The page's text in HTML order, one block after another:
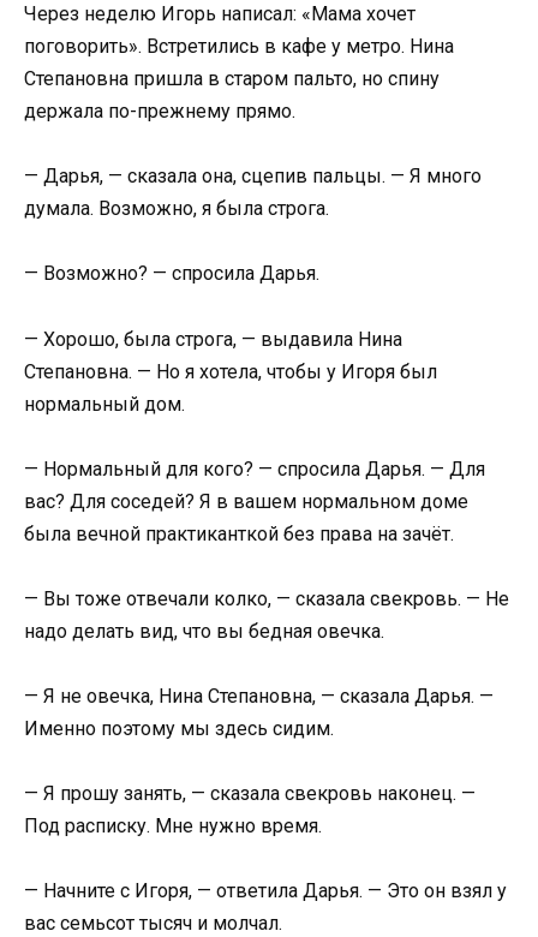
Через неделю Игорь написал: «Мама хочет
поговорить». Встретились в кафе у метро. Нина
Степановна пришла в старом пальто, но спину
держала по-прежнему прямо.
— Дарья, — сказала она, сцепив пальцы. — Я много
думала. Возможно, я была строга.
— Возможно? — спросила Дарья.
— Хорошо, была строга, — выдавила Нина
Степановна. — Но я хотела, чтобы у Игоря был
нормальный дом.
— Нормальный для кого? — спросила Дарья. — Для
вас? Для соседей? Я в вашем нормальном доме
была вечной практиканткой без права на зачёт.
— Вы тоже отвечали колко, — сказала свекровь. — Не
надо делать вид, что вы бедная овечка.
— Я не овечка, Нина Степановна, — сказала Дарья. —
Именно поэтому мы здесь сидим.
— Я прошу занять, — сказала свекровь наконец. —
Под расписку. Мне нужно время.
— Начните с Игоря, — ответила Дарья. — Это он взял у
вас семьсот тысяч и молчал.